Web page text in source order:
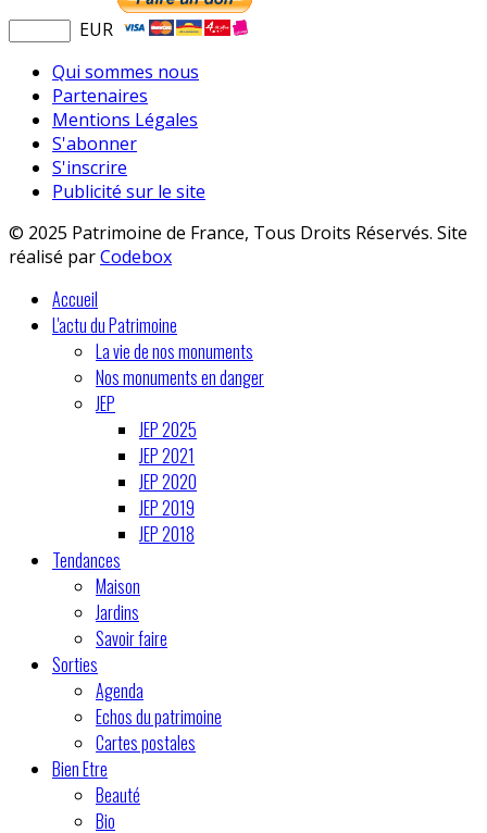
EUR
Qui sommes nous
Partenaires
Mentions Légales
S'abonner
S'inscrire
Publicité sur le site
© 2025 Patrimoine de France, Tous Droits Réservés. Site
réalisé parCodebox
Accueil
L'actu du Patrimoine
La vie de nos monuments
Nos monuments en danger
JEP
JEP 2025
JEP 2021
JEP 2020
JEP 2019
JEP 2018
Tendances
Maison
Jardins
Savoir faire
Sorties
Agenda
Echos du patrimoine
Cartes postales
Bien Etre
Beauté
Bio